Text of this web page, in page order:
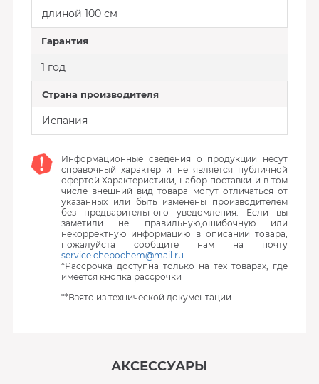
длиной 100 см
Гарантия
1 год
Страна производителя
Испания
Информационные сведения о продукции несут
справочный характер и не является публичной
офертой.Характеристики, набор поставки и в том
числе внешний вид товара могут отличаться от
указанных или быть изменены производителем
без предварительного уведомления. Если вы
заметили не правильную,ошибочную или
некорректную информацию в описании товара,
пожалуйста сообщите нам на почту
service.chepochem@mail.ru
*Рассрочка доступна только на тех товарах, где
имеется кнопка рассрочки
**Взято из технической документации
АКСЕССУАРЫ